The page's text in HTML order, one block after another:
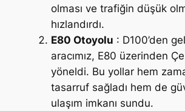
olması ve trafiğin düşük
hızlandırdı.
E80 Otoyolu : D100’den
aracımız, E80 üzerinden
yöneldi. Bu yollar hem
tasarruf sağladı hem de
ulaşım imkanı sundu.